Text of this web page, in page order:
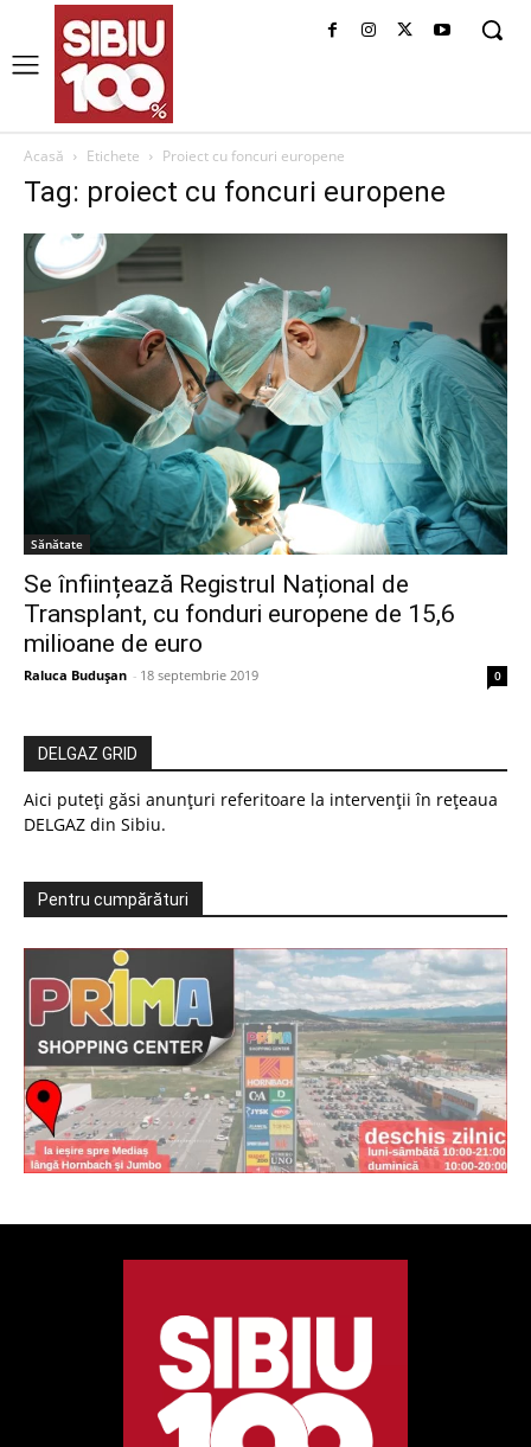
Acasă Etichete Proiect cu foncuri europene
Tag: proiect cu foncuri europene
Sănătate
Se înființează Registrul Național de
Transplant, cu fonduri europene de 15,6
milioane de euro
Raluca Buduşan - 18 septembrie 2019 0
DELGAZ GRID
Aici puteți găsi anunțuri referitoare la intervenții în rețeaua
DELGAZ din Sibiu.
Pentru cumpărături